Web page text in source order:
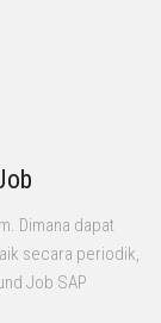
Dimana dapat
secara periodik,
Job SAP